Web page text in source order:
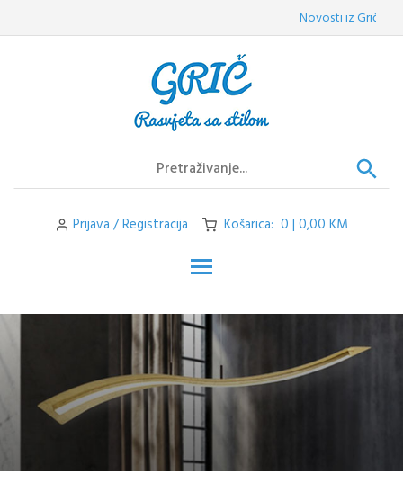
to
Novosti iz Griča:
Prijava / Registracija Košarica: 0 | 0,00 KM